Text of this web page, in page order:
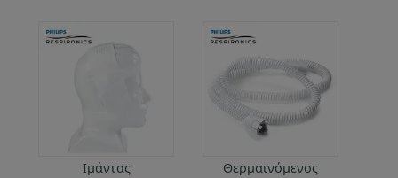
Ιμάντας
Θερμαινόμενος